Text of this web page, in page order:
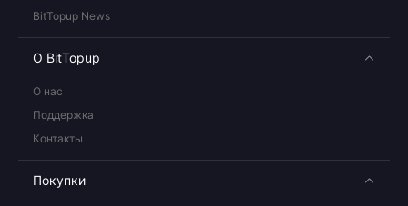
BitTopup News
О BitTopup
О нас
Поддержка
Контакты
Покупки